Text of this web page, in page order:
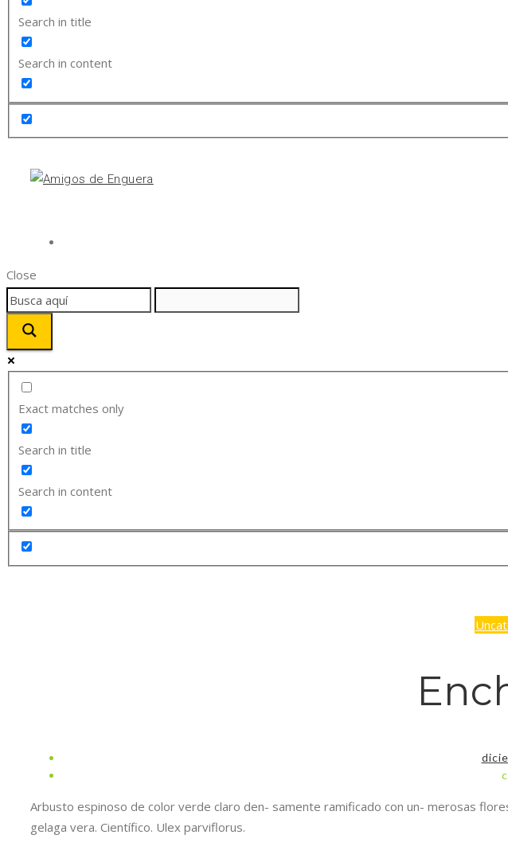
Search in title
Search in content
Close
Exact matches only
Search in title
Search in content
Arbusto espinoso de color verde claro den- samente ramificado con un- merosas
gelaga vera. Científico. Ulex parviflorus.